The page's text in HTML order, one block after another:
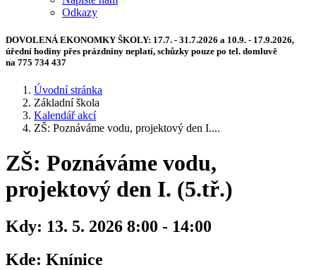
Odkazy
DOVOLENÁ EKONOMKY ŠKOLY: 17.7. - 31.7.2026 a 10.9. - 17.9.2026,
úřední hodiny přes prázdniny neplatí, schůzky pouze po tel. domluvě
na 775 734 437
Úvodní stránka
Základní škola
Kalendář akcí
ZŠ: Poznáváme vodu, projektový den I....
ZŠ: Poznáváme vodu,
projektový den I. (5.tř.)
Kdy: 13. 5. 2026 8:00 - 14:00
Kde: Knínice